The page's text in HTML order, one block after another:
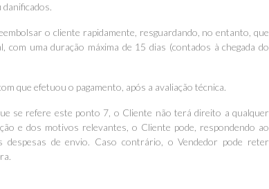
o cliente rapidamente, resguardando, no entanto, que
uma duração máxima de 15 dias (contados à chegada do
que efetuou o pagamento, após a avaliação técnica.
se refere este ponto 7, o Cliente não terá direito a qualquer
e dos motivos relevantes, o Cliente pode, respondendo ao
de envio. Caso contrário, o Vendedor pode reter